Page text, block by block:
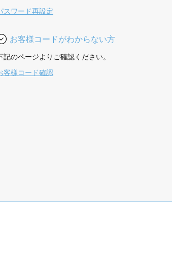
スワード再設定
お客様コードがわからない方
記のページよりご確認ください。
客様コード確認